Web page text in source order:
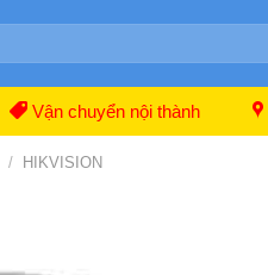
Vận chuyển nội thành
/ HIKVISION